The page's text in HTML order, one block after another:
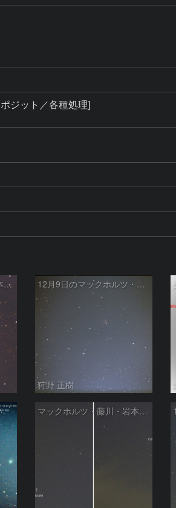
ジット／各種処理]
マックホルツ・藤川・岩本彗星 12月9日のマックホルツ・藤川・岩本彗星 (C/2018 V1)
狩野 正樹
マックホルツ・藤川・岩本彗星、1日の動き